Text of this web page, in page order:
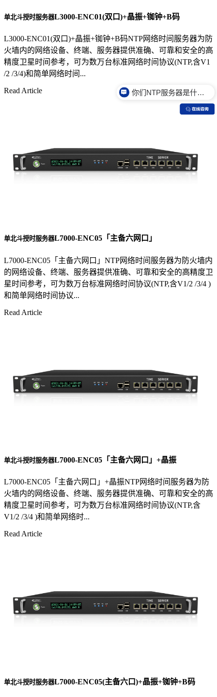
单北斗授时服务器L3000-ENC01(双口)+晶振+铷钟+B码
L3000-ENC01(双口)+晶振+铷钟+B码NTP网络时间服务器为防
火墙内的网络设备、终端、服务器提供准确、可靠和安全的高
精度卫星时间参考，可为数万台标准网络时间协议(NTP,含V1
/2 /3/4)和简单网络时间...
Read Article
单北斗授时服务器L7000-ENC05「主备六网口」
L7000-ENC05「主备六网口」NTP网络时间服务器为防火墙内
的网络设备、终端、服务器提供准确、可靠和安全的高精度卫
星时间参考，可为数万台标准网络时间协议(NTP,含V1/2 /3/4 )
和简单网络时间协议...
Read Article
单北斗授时服务器L7000-ENC05「主备六网口」+晶振
L7000-ENC05「主备六网口」+晶振NTP网络时间服务器为防
火墙内的网络设备、终端、服务器提供准确、可靠和安全的高
精度卫星时间参考，可为数万台标准网络时间协议(NTP,含
V1/2 /3/4 )和简单网络时...
Read Article
单北斗授时服务器L7000-ENC05(主备六口)+晶振+铷钟+B码
你们NTP服务器是什么价格？